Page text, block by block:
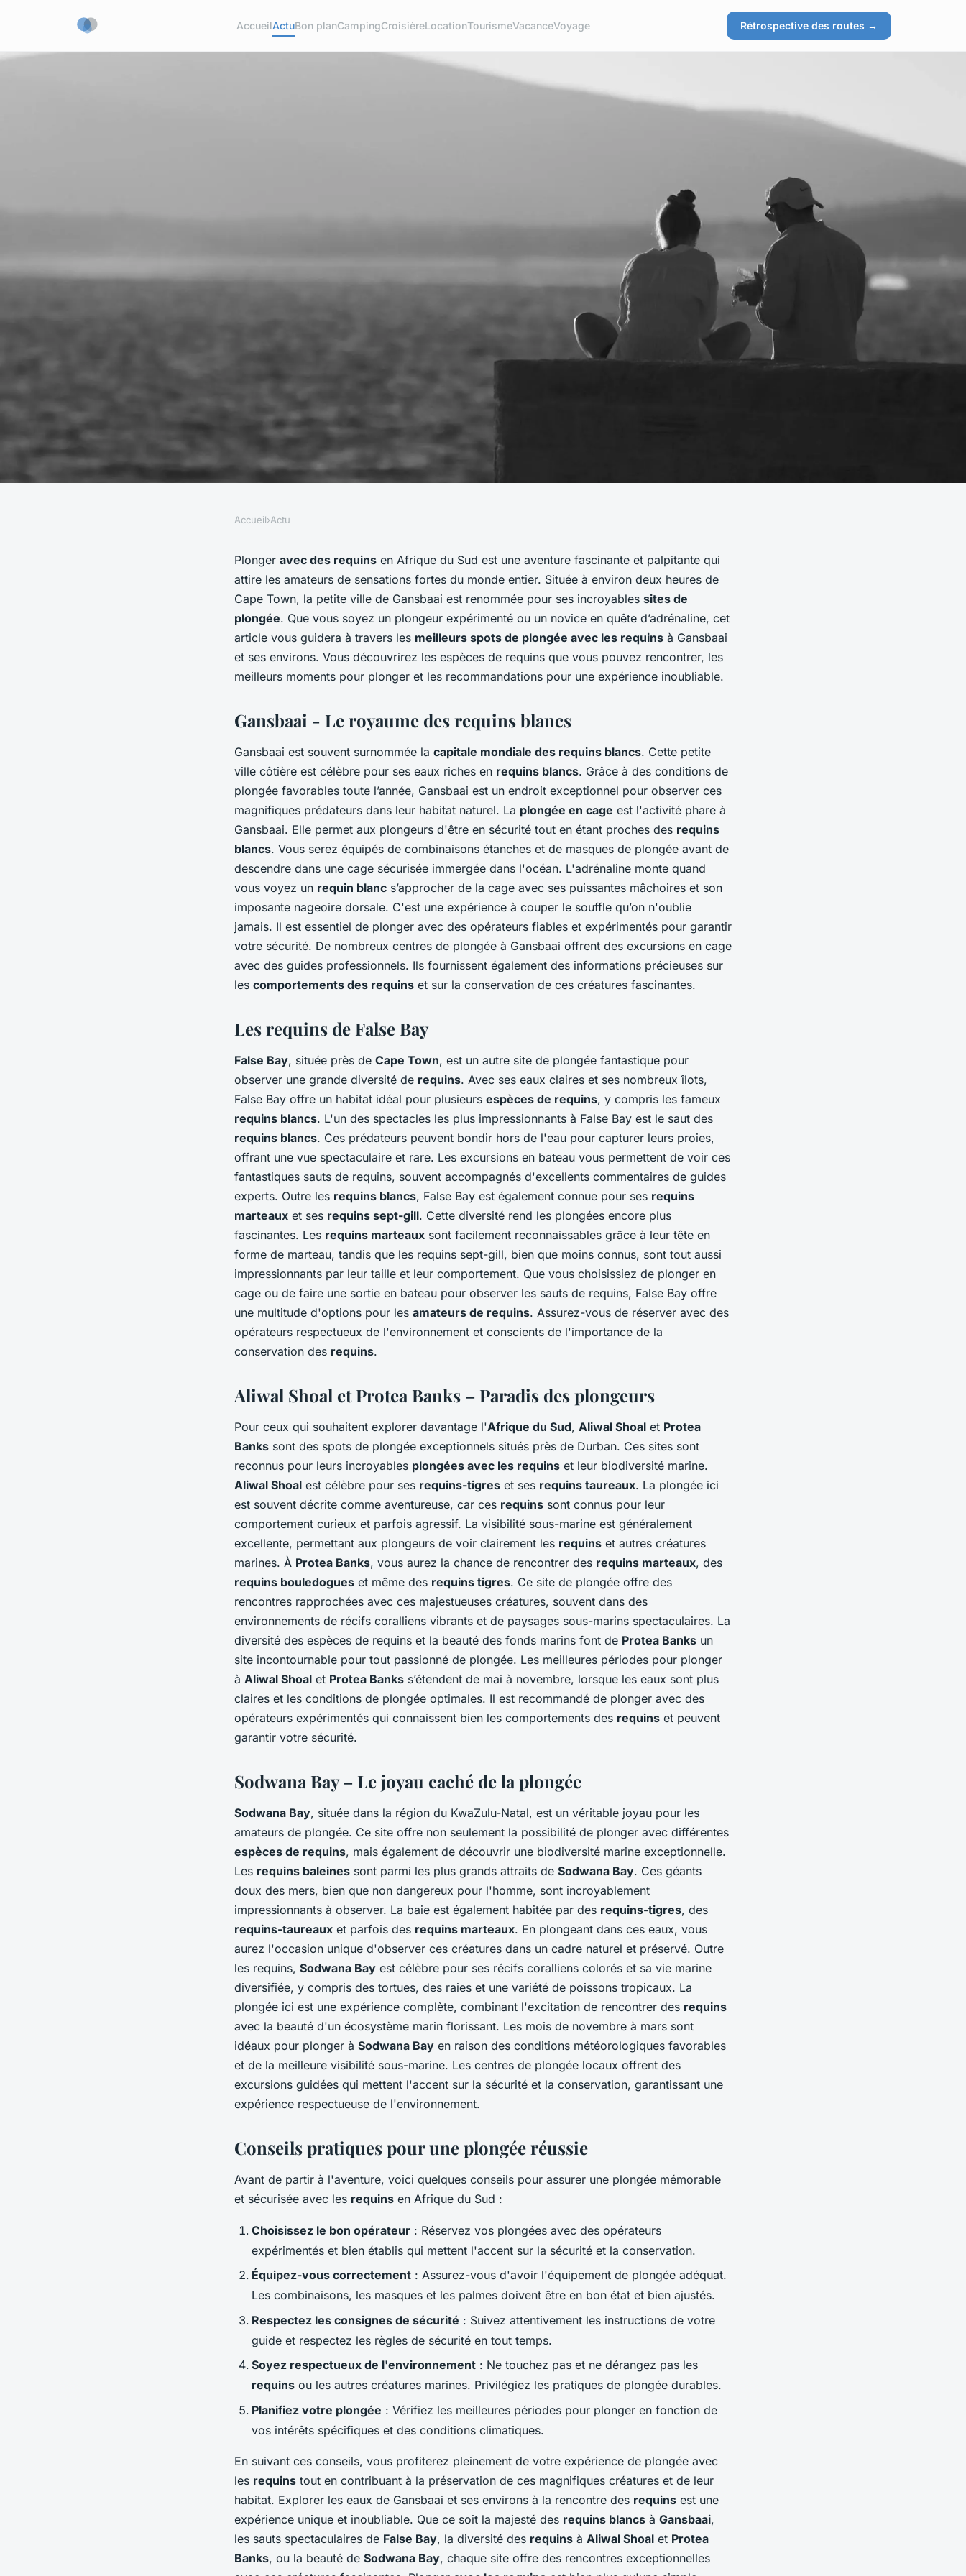
AccueilActuBon planCampingCroisièreLocationTourismeVacanceVoyage Rétrospective des routes →
Quels sont les meilleurs spots pour
faire de la plongée avec les requins à
Gansbaai, Afrique du Sud?
Accueil›Actu
Plonger avec des requins en Afrique du Sud est une aventure fascinante et palpitante qui
attire les amateurs de sensations fortes du monde entier. Située à environ deux heures de
Cape Town, la petite ville de Gansbaai est renommée pour ses incroyables sites de
plongée. Que vous soyez un plongeur expérimenté ou un novice en quête d’adrénaline, cet
article vous guidera à travers les meilleurs spots de plongée avec les requins à Gansbaai
et ses environs. Vous découvrirez les espèces de requins que vous pouvez rencontrer, les
meilleurs moments pour plonger et les recommandations pour une expérience inoubliable.
Gansbaai - Le royaume des requins blancs
Gansbaai est souvent surnommée la capitale mondiale des requins blancs. Cette petite
ville côtière est célèbre pour ses eaux riches en requins blancs. Grâce à des conditions de
plongée favorables toute l’année, Gansbaai est un endroit exceptionnel pour observer ces
magnifiques prédateurs dans leur habitat naturel. La plongée en cage est l'activité phare à
Gansbaai. Elle permet aux plongeurs d'être en sécurité tout en étant proches des requins
blancs. Vous serez équipés de combinaisons étanches et de masques de plongée avant de
descendre dans une cage sécurisée immergée dans l'océan. L'adrénaline monte quand
vous voyez un requin blanc s’approcher de la cage avec ses puissantes mâchoires et son
imposante nageoire dorsale. C'est une expérience à couper le souffle qu’on n'oublie
jamais. Il est essentiel de plonger avec des opérateurs fiables et expérimentés pour garantir
votre sécurité. De nombreux centres de plongée à Gansbaai offrent des excursions en cage
avec des guides professionnels. Ils fournissent également des informations précieuses sur
les comportements des requins et sur la conservation de ces créatures fascinantes.
Les requins de False Bay
False Bay, située près de Cape Town, est un autre site de plongée fantastique pour
observer une grande diversité de requins. Avec ses eaux claires et ses nombreux îlots,
False Bay offre un habitat idéal pour plusieurs espèces de requins, y compris les fameux
requins blancs. L'un des spectacles les plus impressionnants à False Bay est le saut des
requins blancs. Ces prédateurs peuvent bondir hors de l'eau pour capturer leurs proies,
offrant une vue spectaculaire et rare. Les excursions en bateau vous permettent de voir ces
fantastiques sauts de requins, souvent accompagnés d'excellents commentaires de guides
experts. Outre les requins blancs, False Bay est également connue pour ses requins
marteaux et ses requins sept-gill. Cette diversité rend les plongées encore plus
fascinantes. Les requins marteaux sont facilement reconnaissables grâce à leur tête en
forme de marteau, tandis que les requins sept-gill, bien que moins connus, sont tout aussi
impressionnants par leur taille et leur comportement. Que vous choisissiez de plonger en
cage ou de faire une sortie en bateau pour observer les sauts de requins, False Bay offre
une multitude d'options pour les amateurs de requins. Assurez-vous de réserver avec des
opérateurs respectueux de l'environnement et conscients de l'importance de la
conservation des requins.
Aliwal Shoal et Protea Banks – Paradis des plongeurs
Pour ceux qui souhaitent explorer davantage l'Afrique du Sud, Aliwal Shoal et Protea
Banks sont des spots de plongée exceptionnels situés près de Durban. Ces sites sont
reconnus pour leurs incroyables plongées avec les requins et leur biodiversité marine.
Aliwal Shoal est célèbre pour ses requins-tigres et ses requins taureaux. La plongée ici
est souvent décrite comme aventureuse, car ces requins sont connus pour leur
comportement curieux et parfois agressif. La visibilité sous-marine est généralement
excellente, permettant aux plongeurs de voir clairement les requins et autres créatures
marines. À Protea Banks, vous aurez la chance de rencontrer des requins marteaux, des
requins bouledogues et même des requins tigres. Ce site de plongée offre des
rencontres rapprochées avec ces majestueuses créatures, souvent dans des
environnements de récifs coralliens vibrants et de paysages sous-marins spectaculaires. La
diversité des espèces de requins et la beauté des fonds marins font de Protea Banks un
site incontournable pour tout passionné de plongée. Les meilleures périodes pour plonger
à Aliwal Shoal et Protea Banks s’étendent de mai à novembre, lorsque les eaux sont plus
claires et les conditions de plongée optimales. Il est recommandé de plonger avec des
opérateurs expérimentés qui connaissent bien les comportements des requins et peuvent
garantir votre sécurité.
Sodwana Bay – Le joyau caché de la plongée
Sodwana Bay, située dans la région du KwaZulu-Natal, est un véritable joyau pour les
amateurs de plongée. Ce site offre non seulement la possibilité de plonger avec différentes
espèces de requins, mais également de découvrir une biodiversité marine exceptionnelle.
Les requins baleines sont parmi les plus grands attraits de Sodwana Bay. Ces géants
doux des mers, bien que non dangereux pour l'homme, sont incroyablement
impressionnants à observer. La baie est également habitée par des requins-tigres, des
requins-taureaux et parfois des requins marteaux. En plongeant dans ces eaux, vous
aurez l'occasion unique d'observer ces créatures dans un cadre naturel et préservé. Outre
les requins, Sodwana Bay est célèbre pour ses récifs coralliens colorés et sa vie marine
diversifiée, y compris des tortues, des raies et une variété de poissons tropicaux. La
plongée ici est une expérience complète, combinant l'excitation de rencontrer des requins
avec la beauté d'un écosystème marin florissant. Les mois de novembre à mars sont
idéaux pour plonger à Sodwana Bay en raison des conditions météorologiques favorables
et de la meilleure visibilité sous-marine. Les centres de plongée locaux offrent des
excursions guidées qui mettent l'accent sur la sécurité et la conservation, garantissant une
expérience respectueuse de l'environnement.
Conseils pratiques pour une plongée réussie
Avant de partir à l'aventure, voici quelques conseils pour assurer une plongée mémorable
et sécurisée avec les requins en Afrique du Sud :
Choisissez le bon opérateur : Réservez vos plongées avec des opérateurs
expérimentés et bien établis qui mettent l'accent sur la sécurité et la conservation.
Équipez-vous correctement : Assurez-vous d'avoir l'équipement de plongée adéquat.
Les combinaisons, les masques et les palmes doivent être en bon état et bien ajustés.
Respectez les consignes de sécurité : Suivez attentivement les instructions de votre
guide et respectez les règles de sécurité en tout temps.
Soyez respectueux de l'environnement : Ne touchez pas et ne dérangez pas les
requins ou les autres créatures marines. Privilégiez les pratiques de plongée durables.
Planifiez votre plongée : Vérifiez les meilleures périodes pour plonger en fonction de
vos intérêts spécifiques et des conditions climatiques.
En suivant ces conseils, vous profiterez pleinement de votre expérience de plongée avec
les requins tout en contribuant à la préservation de ces magnifiques créatures et de leur
habitat. Explorer les eaux de Gansbaai et ses environs à la rencontre des requins est une
expérience unique et inoubliable. Que ce soit la majesté des requins blancs à Gansbaai,
les sauts spectaculaires de False Bay, la diversité des requins à Aliwal Shoal et Protea
Banks, ou la beauté de Sodwana Bay, chaque site offre des rencontres exceptionnelles